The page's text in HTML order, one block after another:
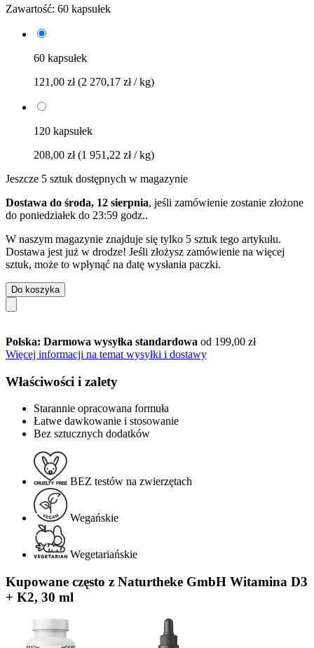
Zawartość: 60 kapsułek
60 kapsułek
121,00 zł(2 270,17 zł / kg)
120 kapsułek
208,00 zł(1 951,22 zł / kg)
Jeszcze 5 sztuk dostępnych w magazynie
Dostawa do środa, 12 sierpnia, jeśli zamówienie zostanie złożone
do poniedziałek do 23:59 godz..
W naszym magazynie znajduje się tylko 5 sztuk tego artykułu.
Dostawa jest już w drodze! Jeśli złożysz zamówienie na więcej
sztuk, może to wpłynąć na datę wysłania paczki.
Do koszyka
Polska: Darmowa wysyłka standardowa od 199,00 zł
Więcej informacji na temat wysyłki i dostawy
Właściwości i zalety
Starannie opracowana formuła
Łatwe dawkowanie i stosowanie
Bez sztucznych dodatków
BEZ testów na zwierzętach
Wegańskie
Wegetariańskie
Kupowane często z Naturtheke GmbH Witamina D3
+ K2, 30 ml